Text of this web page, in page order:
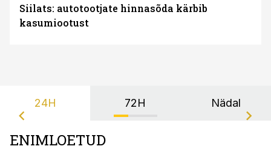
Siilats: autotootjate hinnasõda kärbib
kasumiootust
24H 72H Nädal
ENIMLOETUD